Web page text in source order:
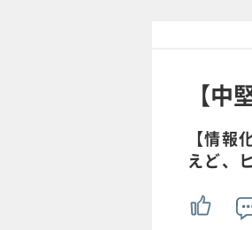
【
【情
えど、